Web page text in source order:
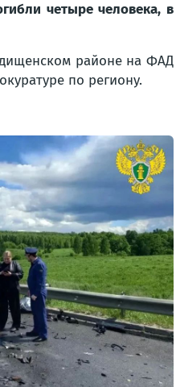
четыре человека, в
районе на ФАД
по региону.